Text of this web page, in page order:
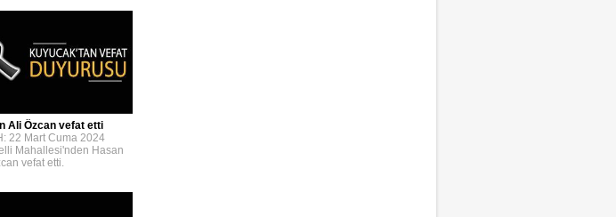
Ali Özcan vefat etti
22 Mart Cuma 2024
Mahallesi'nden Hasan
vefat etti.